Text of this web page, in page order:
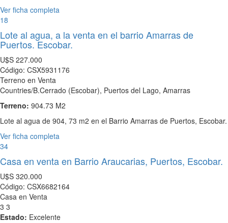
Ver ficha completa
18
Lote al agua, a la venta en el barrio Amarras de
Puertos. Escobar.
U$S 227.000
Código: CSX5931176
Terreno en Venta
Countries/B.Cerrado (Escobar), Puertos del Lago, Amarras
Terreno: 904.73 M2
Lote al agua de 904, 73 m2 en el Barrio Amarras de Puertos, Escobar.
Ver ficha completa
34
Casa en venta en Barrio Araucarias, Puertos, Escobar.
U$S 320.000
Código: CSX6682164
Casa en Venta
3 3
Estado: Excelente